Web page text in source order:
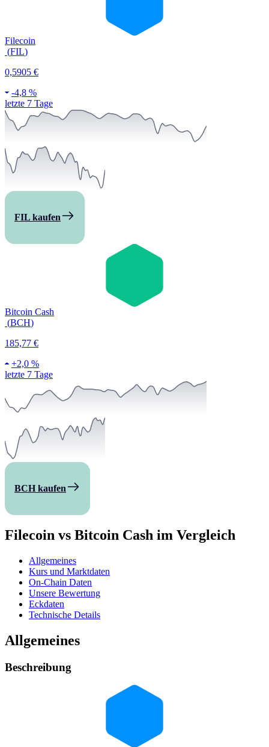
Filecoin
(FIL)
0,5905 €
-4,8 %
letzte 7 Tage
FIL kaufen
Bitcoin Cash
(BCH)
185,77 €
+2,0 %
letzte 7 Tage
BCH kaufen
Filecoin vs Bitcoin Cash im Vergleich
Allgemeines
Kurs und Marktdaten
On-Chain Daten
Unsere Bewertung
Eckdaten
Technische Details
Allgemeines
Beschreibung